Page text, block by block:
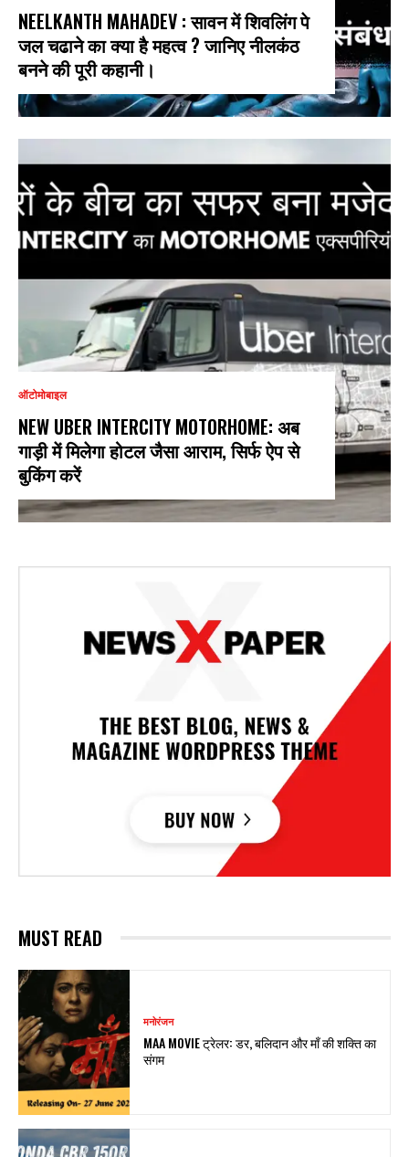
NEELKANTH MAHADEV : सावन में शिवलिंग पे
जल चढाने का क्या है महत्व ? जानिए नीलकंठ
बनने की पूरी कहानी।
ऑटोमोबाइल
NEW UBER INTERCITY MOTORHOME: अब
गाड़ी में मिलेगा होटल जैसा आराम, सिर्फ ऐप से
बुकिंग करें
MUST READ
मनोरंजन
MAA MOVIE ट्रेलर: डर, बलिदान और माँ की शक्ति का
संगम